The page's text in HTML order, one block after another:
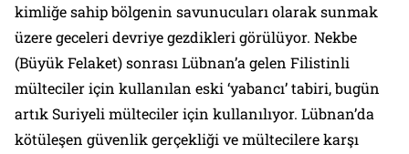
kimliğe sahip bölgenin savunucuları olarak sunmak
üzere geceleri devriye gezdikleri görülüyor. Nekbe
(Büyük Felaket) sonrası Lübnan’a gelen Filistinli
mülteciler için kullanılan eski ‘yabancı’ tabiri, bugün
artık Suriyeli mülteciler için kullanılıyor. Lübnan’da
kötüleşen güvenlik gerçekliği ve mültecilere karşı